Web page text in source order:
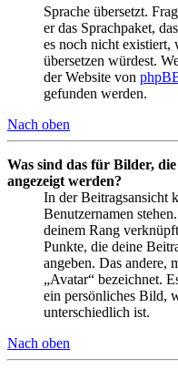
Sprache übersetzt.
er das Sprachpaket,
es noch nicht existiert,
übersetzen würdest.
der Website von
gefunden werden.
Nach oben
Was sind das für Bilder,
angezeigt werden?
In der Beitragsansicht
Benutzernamen
deinem Rang
Punkte, die deine
angeben. Das andere,
„Avatar“ bezeichnet.
ein persönliches Bild,
unterschiedlich ist.
Nach oben